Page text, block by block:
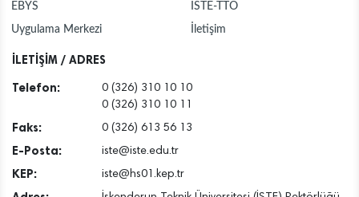
EBYS
Uygulama Merkezi
İSTE-TTO
İletişim
İLETİŞİM / ADRES
Telefon:
0 (326) 310 10 10
0 (326) 310 10 11
Faks: 0 (326) 613 56 13
E-Posta: iste@iste.edu.tr
KEP: iste@hs01.kep.tr